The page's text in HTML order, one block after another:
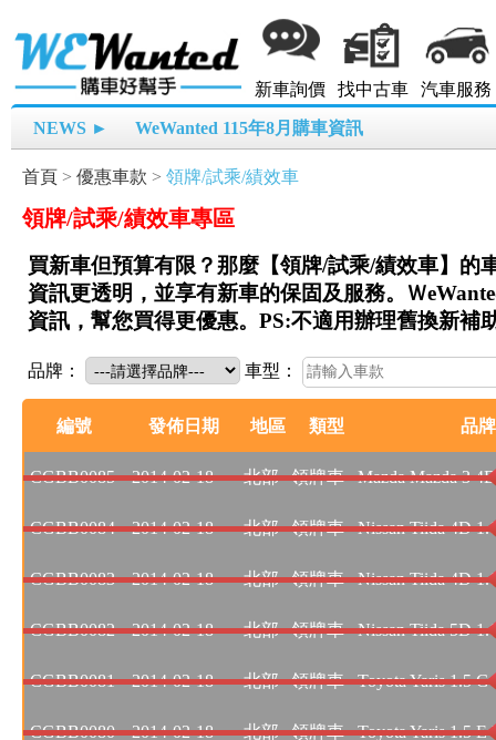
新車詢價 找中古車 汽車服務
NEWS ► WeWanted 115年8月購車資訊
首頁 > 優惠車款 > 領牌/試乘/績效車
領牌/試乘/績效車專區
買新車但預算有限？那麼【領牌/試乘/績效車】的
資訊更透明，並享有新車的保固及服務。Ｗ
資訊，幫您買得更優惠。PS:不適用辦理舊換新補
品牌： 車型：
編號 發佈日期 地區 類型 品
CGBB0085 2014-02-18 北部 領牌車 Mazda Mazda 3
CGBB0084 2014-02-18 北部 領牌車 Nissan Tiida 4D
CGBB0083 2014-02-18 北部 領牌車 Nissan Tiida 4D
CGBB0082 2014-02-18 北部 領牌車 Nissan Tiida 5D
CGBB0081 2014-02-18 北部 領牌車 Toyota Yaris 1.5 G
CGBB0080 2014-02-18 北部 領牌車 Toyota Yaris 1.5 E